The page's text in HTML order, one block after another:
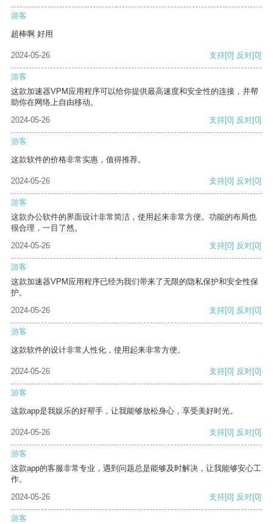
游客
超棒啊 好用
2024-05-26 支持[0] 反对[0]
游客
这款加速器VPM应用程序可以给你提供最高速度和安全性的连接，并帮
助你在网络上自由移动。
2024-05-26
支持[0] 反对[0]
游客
这款软件的价格非常实惠，值得推荐。
2024-05-26 支持[0] 反对[0]
游客
这款办公软件的界面设计非常简洁，使用起来非常方便。功能的布局也
很合理，一目了然。
2024-05-26
支持[0] 反对[0]
游客
这款加速器VPM应用程序已经为我们带来了无限的隐私保护和安全性保
护。
2024-05-26
支持[0] 反对[0]
游客
这款软件的设计非常人性化，使用起来非常方便。
2024-05-26 支持[0] 反对[0]
游客
这款app是我娱乐的好帮手，让我能够放松身心，享受美好时光。
2024-05-26 支持[0] 反对[0]
游客
这款app的客服非常专业，遇到问题总是能够及时解决，让我能够安心工
作。
2024-05-26
支持[0] 反对[0]
游客